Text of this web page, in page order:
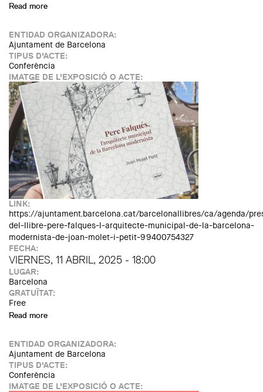
Read more
ENTIDAD ORGANIZADORA:
Ajuntament de Barcelona
TIPUS D'ACTE:
Conferència
IMATGE DE L'EXPOSICIÓ O ACTE:
LINK:
https://ajuntament.barcelona.cat/barcelonallibres/ca/agenda/
del-llibre-pere-falques-l-arquitecte-municipal-de-la-barcelona-
modernista-de-joan-molet-i-petit-99400754327
FECHA:
VIERNES, 11 ABRIL, 2025 - 18:00
LUGAR:
Barcelona
GRATUÏTAT:
Free
Read more
ENTIDAD ORGANIZADORA:
Ajuntament de Barcelona
TIPUS D'ACTE:
Conferència
IMATGE DE L'EXPOSICIÓ O ACTE: